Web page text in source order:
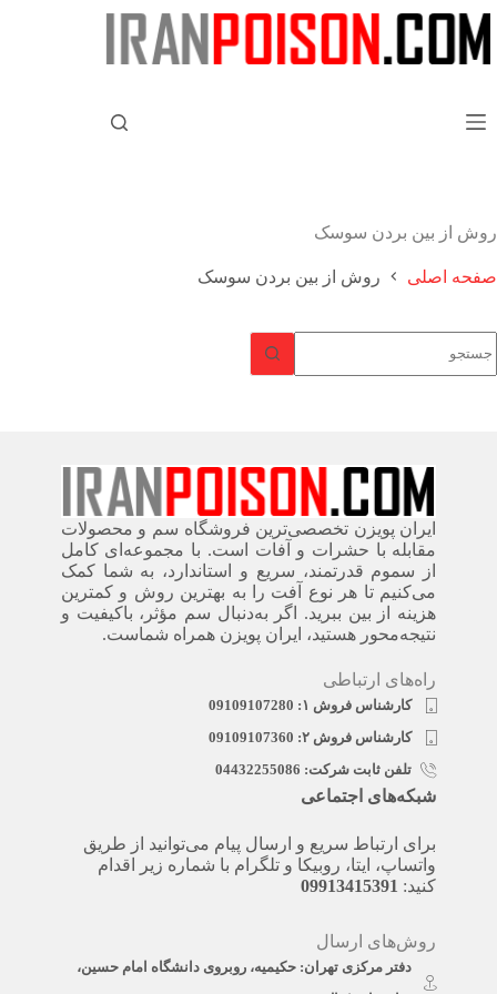
روش از بین بردن سوسک
صفحه اصلی روش از بین بردن سوسک
ایران پویزن تخصصی‌ترین فروشگاه سم و محصولات
مقابله با حشرات و آفات است. با مجموعه‌ای کامل
از سموم قدرتمند، سریع‌ و استاندارد، به شما کمک
می‌کنیم تا هر نوع آفت را به بهترین روش و کمترین
هزینه از بین ببرید. اگر به‌دنبال سم مؤثر، باکیفیت و
نتیجه‌محور هستید، ایران پویزن همراه شماست.
راه‌های ارتباطی
کارشناس فروش ۱: 09109107280
کارشناس فروش ۲: 09109107360
تلفن ثابت شرکت: 04432255086
شبکه‌های اجتماعی
برای ارتباط سریع و ارسال پیام می‌توانید از طریق
واتساپ، ایتا، روبیکا و تلگرام با شماره زیر اقدام
کنید: 09913415391
روش‌های ارسال
دفتر مرکزی تهران: حکیمیه، روبروی دانشگاه امام حسین،